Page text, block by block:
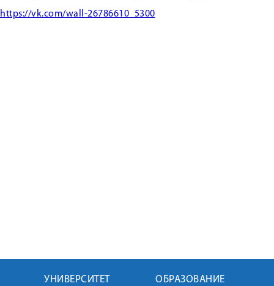
https://vk.com/wall-26786610_5300
УНИВЕРСИТЕТ ОБРАЗОВАНИЕ